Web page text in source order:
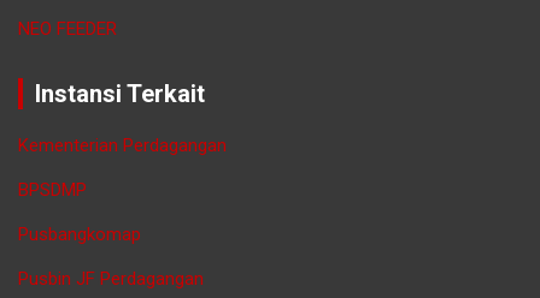
NEO FEEDER
Instansi Terkait
Kementerian Perdagangan
BPSDMP
Pusbangkomap
Pusbin JF Perdagangan